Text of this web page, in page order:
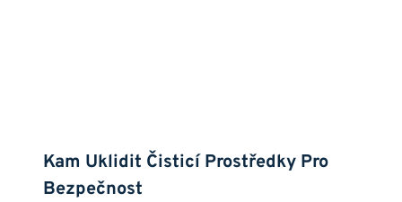
Kam Uklidit Čisticí Prostředky Pro
Bezpečnost